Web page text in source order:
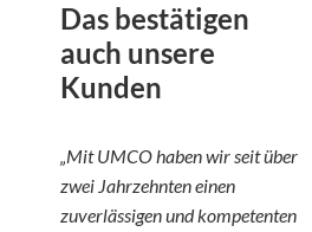
Das bestätigen
auch unsere
Kunden
„Mit UMCO haben wir seit über
zwei Jahrzehnten einen
zuverlässigen und kompetenten